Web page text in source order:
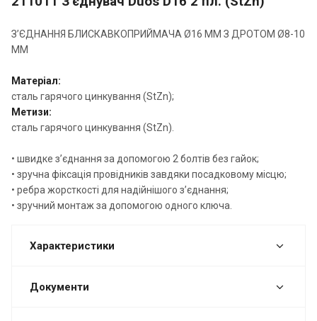
З’ЄДНАННЯ БЛИСКАВКОПРИЙМАЧА Ø16 ММ З ДРОТОМ Ø8-10
ММ
Матеріал:
сталь гарячого цинкування (StZn);
Метизи:
сталь гарячого цинкування (StZn).
• швидке з’єднання за допомогою 2 болтів без гайок;
• зручна фіксація провідників завдяки посадковому місцю;
• ребра жорсткості для надійнішого з’єднання;
• зручний монтаж за допомогою одного ключа.
Характеристики
Документи